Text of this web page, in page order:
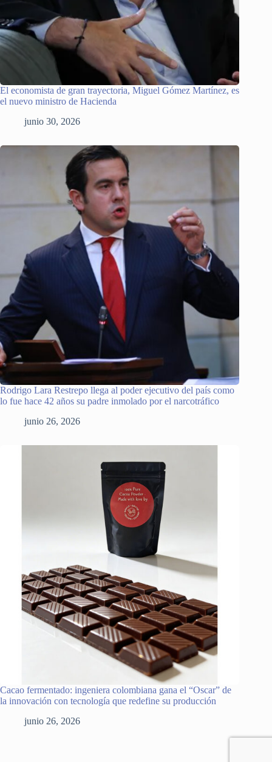
El economista de gran trayectoria, Miguel Gómez Martínez, es
el nuevo ministro de Hacienda
junio 30, 2026
Rodrigo Lara Restrepo llega al poder ejecutivo del país como
lo fue hace 42 años su padre inmolado por el narcotráfico
junio 26, 2026
Cacao fermentado: ingeniera colombiana gana el “Oscar” de
la innovación con tecnología que redefine su producción
junio 26, 2026